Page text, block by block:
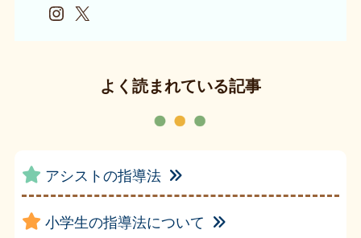
Instagram
X
よく読まれている記事
アシストの指導法
小学生の指導法について